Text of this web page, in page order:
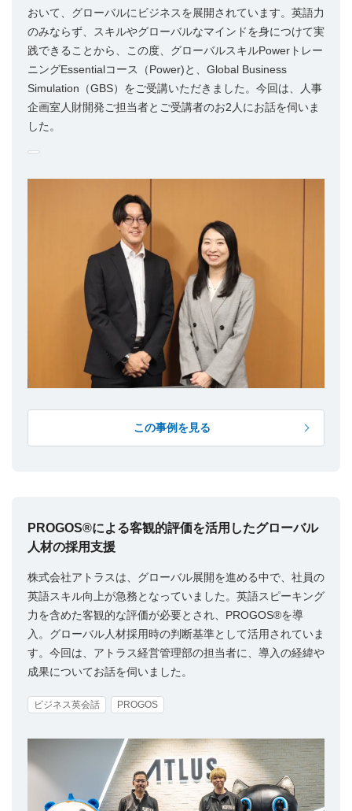
おいて、グローバルにビジネスを展開されています。英語力
のみならず、スキルやグローバルなマインドを身につけて実
践できることから、この度、グローバルスキルPowerトレー
ニングEssentialコース（Power)と、Global Business
Simulation（GBS）をご受講いただきました。今回は、人事
企画室人財開発ご担当者とご受講者のお2人にお話を伺いま
した。
この事例を見る
PROGOS®による客観的評価を活用したグローバル
人材の採用支援
株式会社アトラスは、グローバル展開を進める中で、社員の
英語スキル向上が急務となっていました。英語スピーキング
力を含めた客観的な評価が必要とされ、PROGOS®を導
入。グローバル人材採用時の判断基準として活用されていま
す。今回は、アトラス経営管理部の担当者に、導入の経緯や
成果についてお話を伺いました。
ビジネス英会話 PROGOS